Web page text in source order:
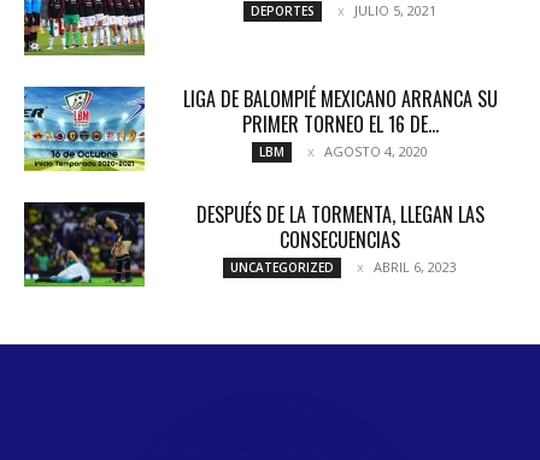
DEPORTES JULIO 5, 2021
LIGA DE BALOMPIÉ MEXICANO ARRANCA SU
PRIMER TORNEO EL 16 DE...
LBM AGOSTO 4, 2020
DESPUÉS DE LA TORMENTA, LLEGAN LAS
CONSECUENCIAS
UNCATEGORIZED ABRIL 6, 2023